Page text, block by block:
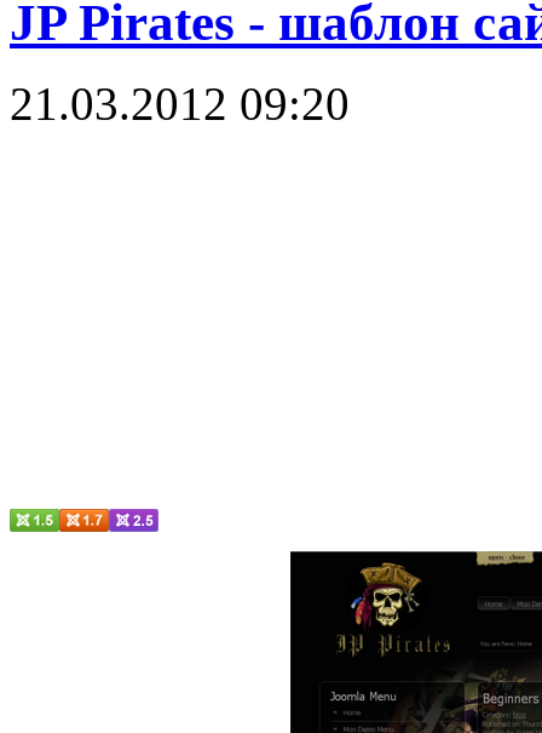
JP Pirates - шаблон
21.03.2012 09:20